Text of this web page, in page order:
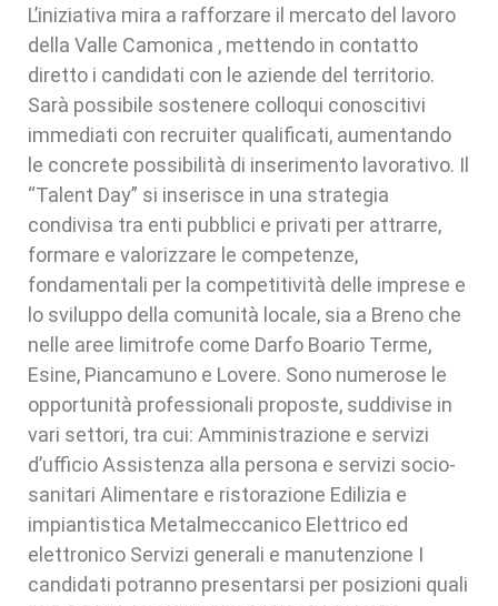
L’iniziativa mira a rafforzare il mercato del lavoro
della Valle Camonica , mettendo in contatto
diretto i candidati con le aziende del territorio.
Sarà possibile sostenere colloqui conoscitivi
immediati con recruiter qualificati, aumentando
le concrete possibilità di inserimento lavorativo. Il
“Talent Day” si inserisce in una strategia
condivisa tra enti pubblici e privati per attrarre,
formare e valorizzare le competenze,
fondamentali per la competitività delle imprese e
lo sviluppo della comunità locale, sia a Breno che
nelle aree limitrofe come Darfo Boario Terme,
Esine, Piancamuno e Lovere. Sono numerose le
opportunità professionali proposte, suddivise in
vari settori, tra cui: Amministrazione e servizi
d’ufficio Assistenza alla persona e servizi socio-
sanitari Alimentare e ristorazione Edilizia e
impiantistica Metalmeccanico Elettrico ed
elettronico Servizi generali e manutenzione I
candidati potranno presentarsi per posizioni quali